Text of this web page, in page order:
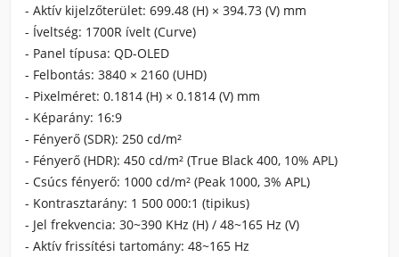
- Aktív kijelzőterület: 699.48 (H) × 394.73 (V) mm
- Íveltség: 1700R ívelt (Curve)
- Panel típusa: QD-OLED
- Felbontás: 3840 × 2160 (UHD)
- Pixelméret: 0.1814 (H) × 0.1814 (V) mm
- Képarány: 16:9
- Fényerő (SDR): 250 cd/m²
- Fényerő (HDR): 450 cd/m² (True Black 400, 10% APL)
- Csúcs fényerő: 1000 cd/m² (Peak 1000, 3% APL)
- Kontrasztarány: 1 500 000:1 (tipikus)
- Jel frekvencia: 30~390 KHz (H) / 48~165 Hz (V)
- Aktív frissítési tartomány: 48~165 Hz